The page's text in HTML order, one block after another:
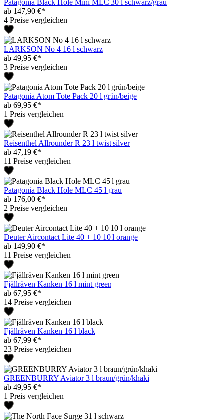
Patagonia Black Hole Mini MLC 30 l schwarz/grau
ab 147,90 €*
4 Preise vergleichen
LARKSON No 4 16 l schwarz
ab 49,95 €*
3 Preise vergleichen
Patagonia Atom Tote Pack 20 l grün/beige
ab 69,95 €*
1 Preis vergleichen
Reisenthel Allrounder R 23 l twist silver
ab 47,19 €*
11 Preise vergleichen
Patagonia Black Hole MLC 45 l grau
ab 176,00 €*
2 Preise vergleichen
Deuter Aircontact Lite 40 + 10 10 l orange
ab 149,90 €*
11 Preise vergleichen
Fjällräven Kanken 16 l mint green
ab 67,95 €*
14 Preise vergleichen
Fjällräven Kanken 16 l black
ab 67,99 €*
23 Preise vergleichen
GREENBURRY Aviator 3 l braun/grün/khaki
ab 49,95 €*
1 Preis vergleichen